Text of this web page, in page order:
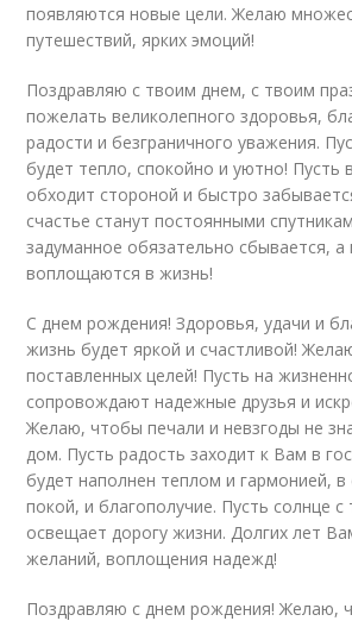
появляются новые цели. Желаю
путешествий, ярких эмоций!
Поздравляю с твоим днем, с твоим
пожелать великолепного здоровья,
радости и безграничного уважения.
будет тепло, спокойно и уютно! Пусть
обходит стороной и быстро
счастье станут постоянными
задуманное обязательно сбывается, а
воплощаются в жизнь!
С днем рождения! Здоровья, удачи и
жизнь будет яркой и счастливой!
поставленных целей! Пусть на
сопровождают надежные друзья и
Желаю, чтобы печали и невзгоды не
дом. Пусть радость заходит к Вам в
будет наполнен теплом и гармонией,
покой, и благополучие. Пусть солнце с
освещает дорогу жизни. Долгих лет
желаний, воплощения надежд!
Поздравляю с днем рождения! Желаю,